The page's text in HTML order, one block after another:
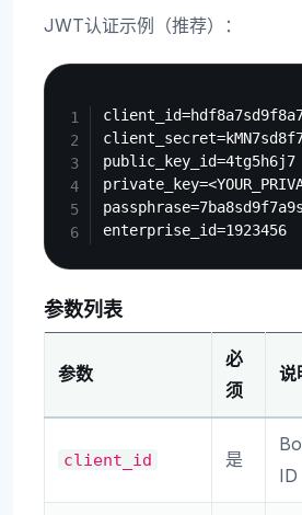
JWT认证示例（推荐）：
public_key_id=4tg5h6j7
参数列表
参数
必
须
说
client_id 是
ID